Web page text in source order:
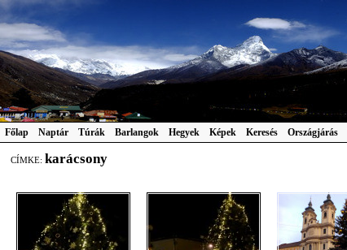
Főlap Naptár Túrák Barlangok Hegyek Képek Keresés Országjárás
CÍMKE: karácsony